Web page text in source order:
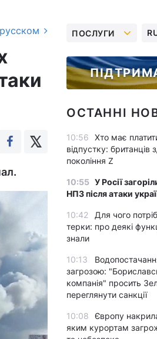
ПОСЛУГИ
ОСТАННІ
10:56
Хто має
відпустку: британців
покоління Z
10:55 У Росії
НПЗ після атаки
10:42
Для чого
терки: про деякі
знали
10:13
загрозою:
компанія" просить
переглянути санкції
10:08
Європу
яким курортам